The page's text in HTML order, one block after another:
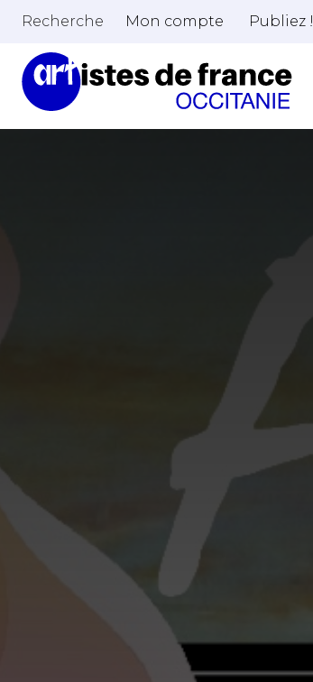
Recherche Mon compte Publiez !